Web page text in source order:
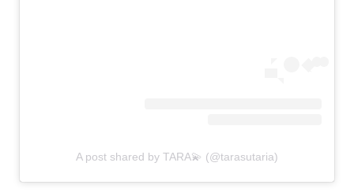
A post shared by TARA💫 (@tarasutaria)